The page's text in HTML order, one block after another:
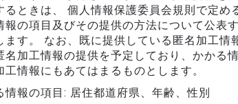
るときは、 個人情報保護委員会規則で定
報の項目及びその提供の方法について公表
す。 なお、既に提供している匿名加工
名加工情報の提供を予定しており、かか
情報にもあてはまるものとします。
情報の項目: 居住都道府県、年齢、性別